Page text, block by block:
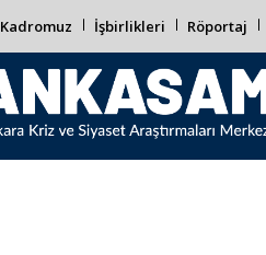
Kadromuz İşbirlikleri Röportaj